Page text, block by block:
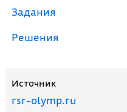
Задания
Решения
Источник
rsr-olymp.ru